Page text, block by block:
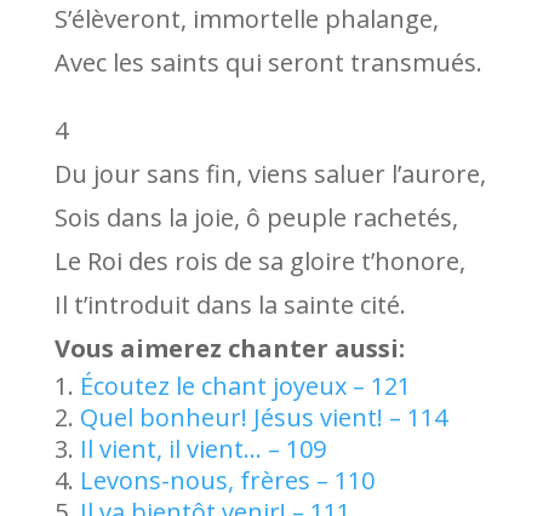
S’élèveront, immortelle phalange,
Avec les saints qui seront transmués.
4
Du jour sans fin, viens saluer l’aurore,
Sois dans la joie, ô peuple rachetés,
Le Roi des rois de sa gloire t’honore,
Il t’introduit dans la sainte cité.
Vous aimerez chanter aussi:
Écoutez le chant joyeux – 121
Quel bonheur! Jésus vient! – 114
Il vient, il vient… – 109
Levons-nous, frères – 110